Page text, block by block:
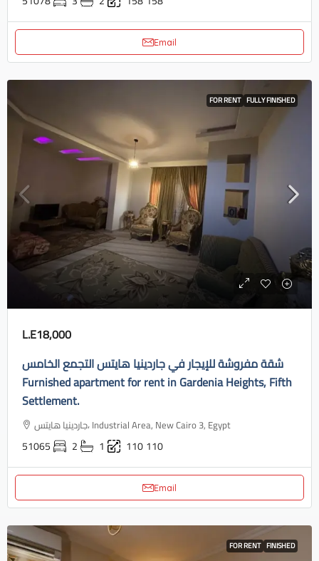
Email
FOR RENT FULLY FINISHED
L.E18,000
شقة مفروشة للإيجار في جاردينيا هايتس التجمع الخامس
Furnished apartment for rent in Gardenia Heights, Fifth
Settlement.
جاردينيا هايتس، Industrial Area, New Cairo 3, Egypt
51065 2 1 110110
Email
FOR RENT FINISHED